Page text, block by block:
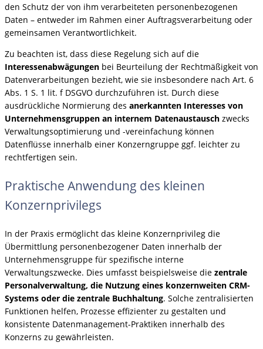
den Schutz der von ihm verarbeiteten personenbezogenen
Daten – entweder im Rahmen einer Auftragsverarbeitung oder
gemeinsamen Verantwortlichkeit.
Zu beachten ist, dass diese Regelung sich auf die
Interessenabwägungen bei Beurteilung der Rechtmäßigkeit von
Datenverarbeitungen bezieht, wie sie insbesondere nach Art. 6
Abs. 1 S. 1 lit. f DSGVO durchzuführen ist. Durch diese
ausdrückliche Normierung des anerkannten Interesses von
Unternehmensgruppen an internem Datenaustausch zwecks
Verwaltungsoptimierung und -vereinfachung können
Datenflüsse innerhalb einer Konzerngruppe ggf. leichter zu
rechtfertigen sein.
Praktische Anwendung des kleinen
Konzernprivilegs
In der Praxis ermöglicht das kleine Konzernprivileg die
Übermittlung personenbezogener Daten innerhalb der
Unternehmensgruppe für spezifische interne
Verwaltungszwecke. Dies umfasst beispielsweise die zentrale
Personalverwaltung, die Nutzung eines konzernweiten CRM-
Systems oder die zentrale Buchhaltung. Solche zentralisierten
Funktionen helfen, Prozesse effizienter zu gestalten und
konsistente Datenmanagement-Praktiken innerhalb des
Konzerns zu gewährleisten.